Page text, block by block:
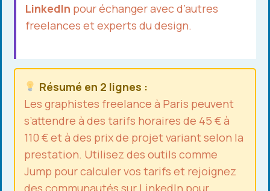
LinkedIn pour échanger avec d’autres
freelances et experts du design.
Résumé en 2 lignes :
Les graphistes freelance à Paris peuvent
s’attendre à des tarifs horaires de 45 € à
110 € et à des prix de projet variant selon la
prestation. Utilisez des outils comme
Jump pour calculer vos tarifs et rejoignez
des communautés sur LinkedIn pour